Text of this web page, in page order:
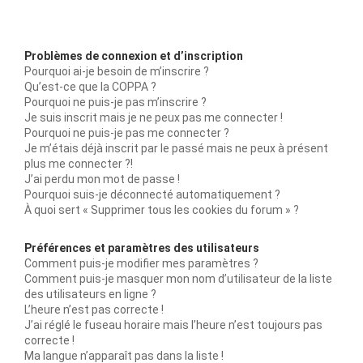
Problèmes de connexion et d’inscription
Pourquoi ai-je besoin de m’inscrire ?
Qu’est-ce que la COPPA ?
Pourquoi ne puis-je pas m’inscrire ?
Je suis inscrit mais je ne peux pas me connecter !
Pourquoi ne puis-je pas me connecter ?
Je m’étais déjà inscrit par le passé mais ne peux à présent
plus me connecter ?!
J’ai perdu mon mot de passe !
Pourquoi suis-je déconnecté automatiquement ?
À quoi sert « Supprimer tous les cookies du forum » ?
Préférences et paramètres des utilisateurs
Comment puis-je modifier mes paramètres ?
Comment puis-je masquer mon nom d’utilisateur de la liste
des utilisateurs en ligne ?
L’heure n’est pas correcte !
J’ai réglé le fuseau horaire mais l’heure n’est toujours pas
correcte !
Ma langue n’apparaît pas dans la liste !